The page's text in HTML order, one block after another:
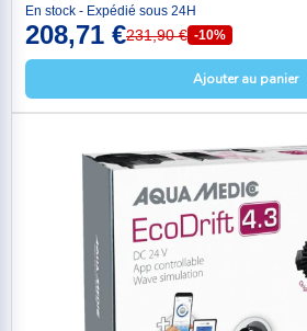
En stock - Expédié sous 24H
208,71 €231,90 € -10%
Ajouter au panier